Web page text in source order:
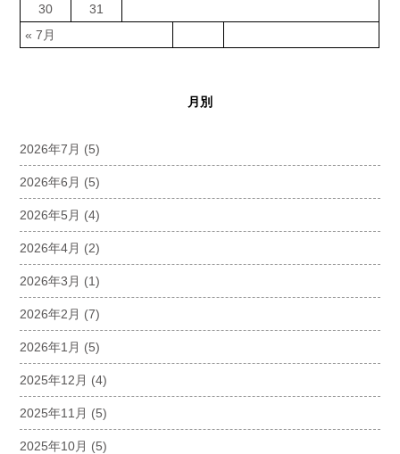
« 7月
30
31
月別
2026年7月 (5)
2026年6月 (5)
2026年5月 (4)
2026年4月 (2)
2026年3月 (1)
2026年2月 (7)
2026年1月 (5)
2025年12月 (4)
2025年11月 (5)
2025年10月 (5)